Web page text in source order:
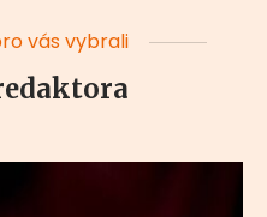
vás vybrali